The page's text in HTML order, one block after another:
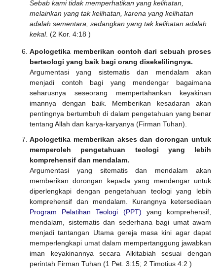
Sebab kami tidak memperhatikan yang kelihatan,
melainkan yang tak kelihatan, karena yang kelihatan
adalah sementara, sedangkan yang tak kelihatan adalah
kekal. (2 Kor. 4:18 )
Apologetika memberikan contoh dari sebuah proses
berteologi yang baik bagi orang disekelilingnya.
Argumentasi yang sistematis dan mendalam akan
menjadi contoh bagi yang mendengar bagaimana
seharusnya seseorang mempertahankan keyakinan
imannya dengan baik. Memberikan kesadaran akan
pentingnya bertumbuh di dalam pengetahuan yang benar
tentang Allah dan karya-karyanya (Firman Tuhan).
Apologetika memberikan akses dan dorongan untuk
memperoleh pengetahuan teologi yang lebih
komprehensif dan mendalam.
Argumentasi yang sitematis dan mendalam akan
memberikan dorongan kepada yang mendengar untuk
diperlengkapi dengan pengetahuan teologi yang lebih
komprehensif dan mendalam. Kurangnya ketersediaan
Program Pelatihan Teologi (PPT) yang komprehensif,
mendalam, sistematis dan sederhana bagi umat awam
menjadi tantangan Utama gereja masa kini agar dapat
memperlengkapi umat dalam mempertanggung jawabkan
iman keyakinannya secara Alkitabiah sesuai dengan
perintah Firman Tuhan (1 Pet. 3:15; 2 Timotius 4:2 )